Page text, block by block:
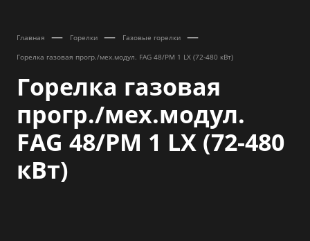
Главная — Горелки — Газовые горелки —
Горелка газовая прогр./мех.модул. FAG 48/PM 1 LX (72-480 кВт)
Горелка газовая
прогр./мех.модул.
FAG 48/PM 1 LX (72-480
кВт)